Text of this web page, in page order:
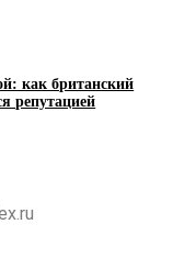
как британский
репутацией